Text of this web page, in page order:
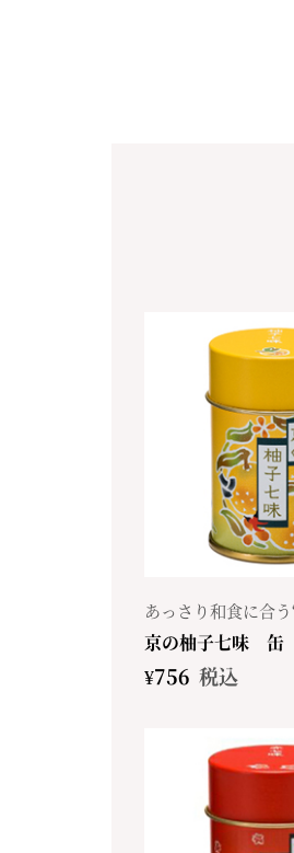
あっさり和食に合
京の柚子七味 缶
¥756 税込